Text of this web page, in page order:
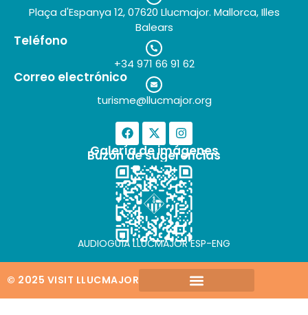
Plaça d'Espanya 12, 07620 Llucmajor. Mallorca, Illes
Balears
Teléfono
+34 971 66 91 62
Correo electrónico
turisme@llucmajor.org
Galería de imágenes
Buzón de sugerencias
AUDIOGUÍA LLUCMAJOR ESP-ENG
© 2025 VISIT LLUCMAJOR